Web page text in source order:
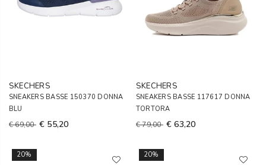
SKECHERS
SNEAKERS BASSE 150370 DONNA
BLU
€ 69,00 € 55,20
SKECHERS
SNEAKERS BASSE 117617 DONNA
TORTORA
€ 79,00 € 63,20
20% 20%